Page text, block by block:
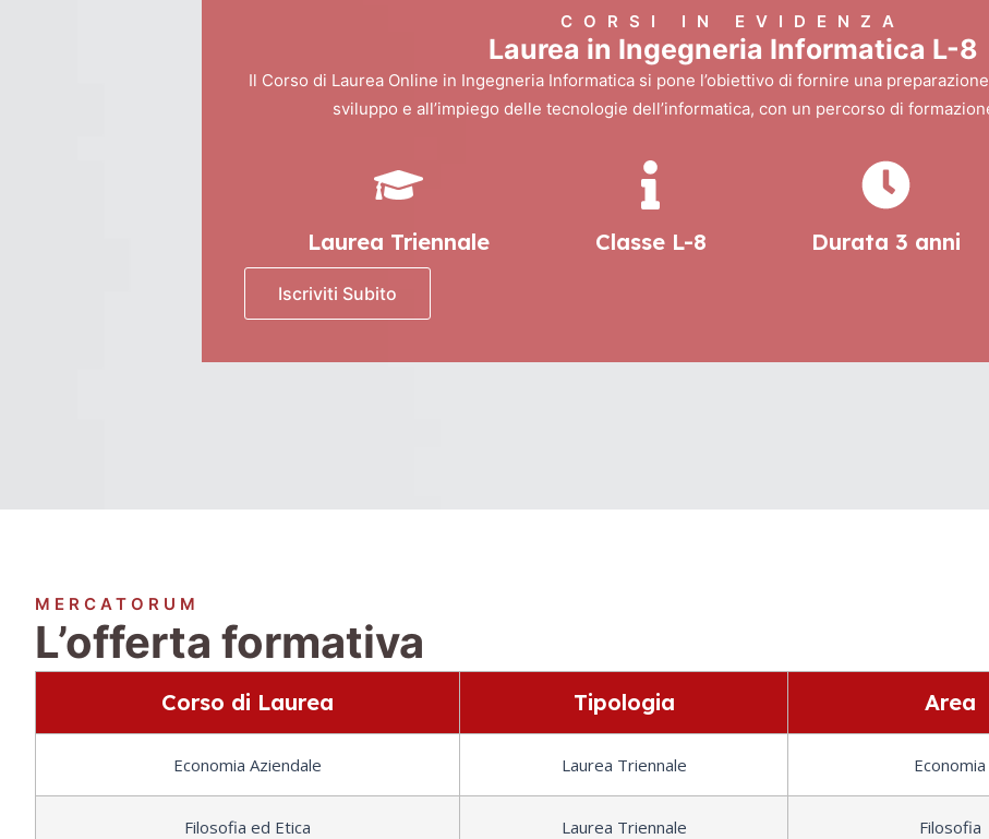
CORSI IN EVIDENZA
Laurea in Ingegneria Informatica L-8
Il Corso di Laurea Online in Ingegneria Informatica si pone l’obiettivo di fornire una
sviluppo e all’impiego delle tecnologie dell’informatica, con un percorso di
Laurea Triennale Classe L-8 Durata 3 anni
Iscriviti Subito
MERCATORUM
L’offerta formativa
Corso di Laurea Tipologia Area
Economia Aziendale Laurea Triennale Economia
Filosofia ed Etica Laurea Triennale Filosofia